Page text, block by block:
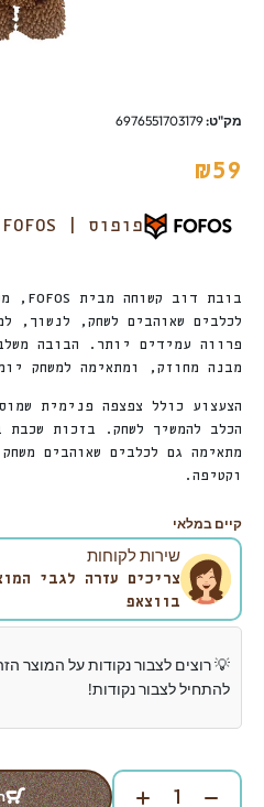
מק"ט:6976551703179
₪59
פופוס | FOFOS
לכלבים שאוהבים לשחק, לנשוך,
פרווה עמידים יותר. הבובה
מבנה מחוזק, ומתאימה למשחק
הצעצוע כולל צפצפה פנימית
הכלב להמשיך לשחק. בזכות
מתאימה גם לכלבים שאוהבים
וקטיפה.
קיים במלאי
שירות לקוחות
צריכים עזרה לגבי
בווצאפ
💡 רוצים לצבור נקודות על המוצר
להתחיל לצבור נקודות!